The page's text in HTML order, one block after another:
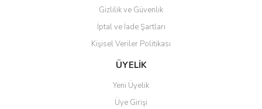
Gönder
Gizlilik ve Güvenlik
İptal ve İade Şartları
Kişisel Veriler Politikası
ÜYELİK
Yeni Üyelik
Üye Girişi